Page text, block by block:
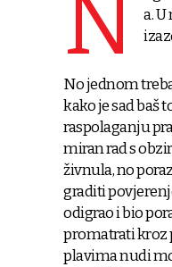
N
a.
No jednom
kako je sad baš
raspolaganju
miran rad s
živnula, no
graditi
odigrao i bio
promatrati kroz
plavima nudi